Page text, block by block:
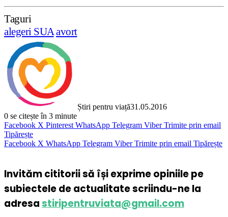
Taguri
alegeri SUA avort
Știri pentru viață31.05.2016
0 se citește în 3 minute
Facebook X Pinterest WhatsApp Telegram Viber Trimite prin email
Tipărește
Facebook X WhatsApp Telegram Viber Trimite prin email Tipărește
Invităm cititorii să își exprime opiniile pe
subiectele de actualitate scriindu-ne la
adresastiripentruviata@gmail.com